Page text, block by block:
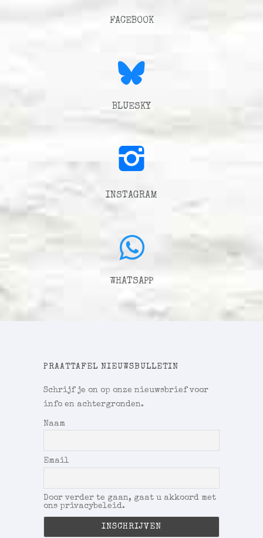
FACEBOOK
BLUESKY
INSTAGRAM
WHATSAPP
PRAATTAFEL NIEUWSBULLETIN
Schrijf je on op onze nieuwsbrief voor
info en achtergronden.
Naam
Email
Door verder te gaan, gaat u akkoord met
ons privacybeleid.